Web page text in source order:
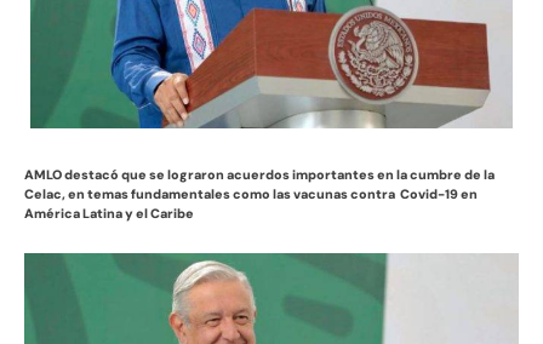
AMLO destacó que se lograron acuerdos importantes en la cumbre de la
Celac, en temas fundamentales como las vacunas contra Covid-19 en
América Latina y el Caribe